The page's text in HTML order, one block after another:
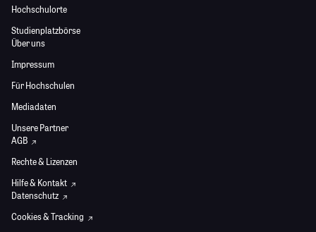
Hochschulorte
Studienplatzbörse
Über uns
Impressum
Für Hochschulen
Mediadaten
Unsere Partner
AGB
Rechte & Lizenzen
Hilfe & Kontakt
Datenschutz
Cookies & Tracking